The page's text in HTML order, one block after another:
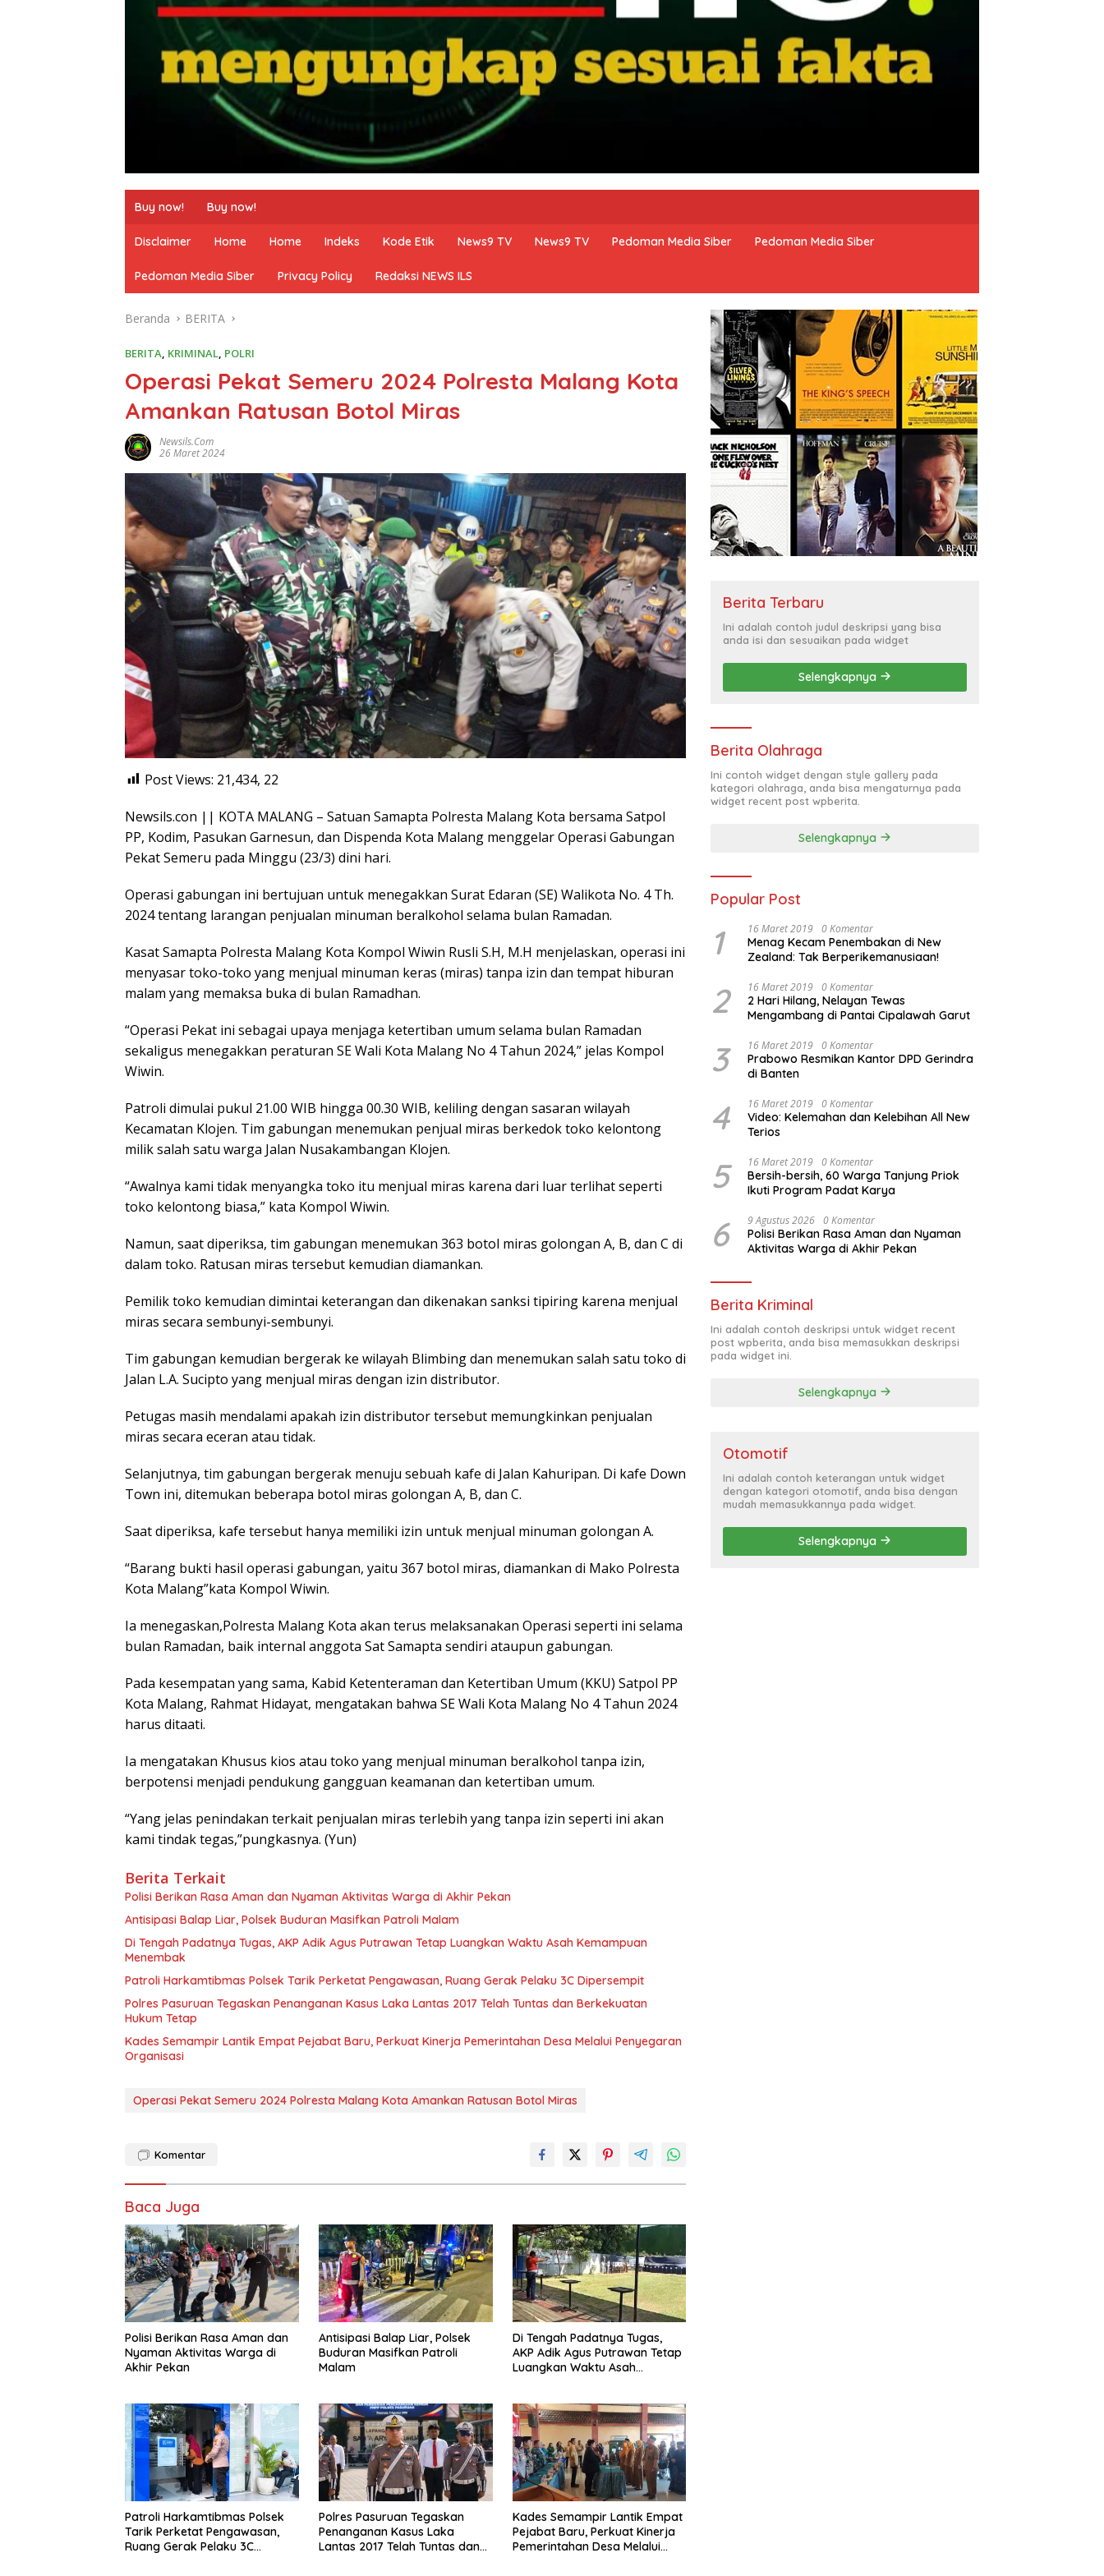
Buy now! Buy now!
Disclaimer Home Home Indeks Kode Etik News9 TV News9 TV Pedoman Media Siber Pedoman Media Siber
Pedoman Media Siber Privacy Policy Redaksi NEWS ILS
Beranda BERITA
BERITA KRIMINAL POLRI
Operasi Pekat Semeru 2024 Polresta Malang Kota
Amankan Ratusan Botol Miras
Newsils.com
26 Maret 2024
Post Views: 21,434, 22
Newsils.con || KOTA MALANG – Satuan Samapta Polresta Malang Kota bersama Satpol
PP, Kodim, Pasukan Garnesun, dan Dispenda Kota Malang menggelar Operasi Gabungan
Pekat Semeru pada Minggu (23/3) dini hari.
Operasi gabungan ini bertujuan untuk menegakkan Surat Edaran (SE) Walikota No. 4 Th.
2024 tentang larangan penjualan minuman beralkohol selama bulan Ramadan.
Kasat Samapta Polresta Malang Kota Kompol Wiwin Rusli S.H, M.H menjelaskan, operasi ini
menyasar toko-toko yang menjual minuman keras (miras) tanpa izin dan tempat hiburan
malam yang memaksa buka di bulan Ramadhan.
“Operasi Pekat ini sebagai upaya menjaga ketertiban umum selama bulan Ramadan
sekaligus menegakkan peraturan SE Wali Kota Malang No 4 Tahun 2024,” jelas Kompol
Wiwin.
Patroli dimulai pukul 21.00 WIB hingga 00.30 WIB, keliling dengan sasaran wilayah
Kecamatan Klojen. Tim gabungan menemukan penjual miras berkedok toko kelontong
milik salah satu warga Jalan Nusakambangan Klojen.
“Awalnya kami tidak menyangka toko itu menjual miras karena dari luar terlihat seperti
toko kelontong biasa,” kata Kompol Wiwin.
Namun, saat diperiksa, tim gabungan menemukan 363 botol miras golongan A, B, dan C di
dalam toko. Ratusan miras tersebut kemudian diamankan.
Pemilik toko kemudian dimintai keterangan dan dikenakan sanksi tipiring karena menjual
miras secara sembunyi-sembunyi.
Tim gabungan kemudian bergerak ke wilayah Blimbing dan menemukan salah satu toko di
Jalan L.A. Sucipto yang menjual miras dengan izin distributor.
Petugas masih mendalami apakah izin distributor tersebut memungkinkan penjualan
miras secara eceran atau tidak.
Selanjutnya, tim gabungan bergerak menuju sebuah kafe di Jalan Kahuripan. Di kafe Down
Town ini, ditemukan beberapa botol miras golongan A, B, dan C.
Saat diperiksa, kafe tersebut hanya memiliki izin untuk menjual minuman golongan A.
“Barang bukti hasil operasi gabungan, yaitu 367 botol miras, diamankan di Mako Polresta
Kota Malang”kata Kompol Wiwin.
Ia menegaskan,Polresta Malang Kota akan terus melaksanakan Operasi seperti ini selama
bulan Ramadan, baik internal anggota Sat Samapta sendiri ataupun gabungan.
Pada kesempatan yang sama, Kabid Ketenteraman dan Ketertiban Umum (KKU) Satpol PP
Kota Malang, Rahmat Hidayat, mengatakan bahwa SE Wali Kota Malang No 4 Tahun 2024
harus ditaati.
Ia mengatakan Khusus kios atau toko yang menjual minuman beralkohol tanpa izin,
berpotensi menjadi pendukung gangguan keamanan dan ketertiban umum.
“Yang jelas penindakan terkait penjualan miras terlebih yang tanpa izin seperti ini akan
kami tindak tegas,”pungkasnya. (Yun)
Berita Terkait
Polisi Berikan Rasa Aman dan Nyaman Aktivitas Warga di Akhir Pekan
Antisipasi Balap Liar, Polsek Buduran Masifkan Patroli Malam
Di Tengah Padatnya Tugas, AKP Adik Agus Putrawan Tetap Luangkan Waktu Asah Kemampuan
Menembak
Patroli Harkamtibmas Polsek Tarik Perketat Pengawasan, Ruang Gerak Pelaku 3C Dipersempit
Polres Pasuruan Tegaskan Penanganan Kasus Laka Lantas 2017 Telah Tuntas dan Berkekuatan
Hukum Tetap
Kades Semampir Lantik Empat Pejabat Baru, Perkuat Kinerja Pemerintahan Desa Melalui Penyegaran
Organisasi
Operasi Pekat Semeru 2024 Polresta Malang Kota Amankan Ratusan Botol Miras
Komentar
Baca Juga
Polisi Berikan Rasa Aman dan
Nyaman Aktivitas Warga di
Akhir Pekan
Antisipasi Balap Liar, Polsek
Buduran Masifkan Patroli
Malam
Di Tengah Padatnya Tugas,
AKP Adik Agus Putrawan Tetap
Luangkan Waktu Asah
Patroli Harkamtibmas Polsek
Tarik Perketat Pengawasan,
Ruang Gerak Pelaku 3C
Polres Pasuruan Tegaskan
Penanganan Kasus Laka
Lantas 2017 Telah Tuntas dan
Kades Semampir Lantik Empat
Pejabat Baru, Perkuat Kinerja
Pemerintahan Desa Melalui
Berita Terbaru
Ini adalah contoh judul deskripsi yang bisa
anda isi dan sesuaikan pada widget
Selengkapnya
Berita Olahraga
Ini contoh widget dengan style gallery pada
kategori olahraga, anda bisa mengaturnya pada
widget recent post wpberita.
Selengkapnya
Popular Post
1 16 Maret 2019 0 Komentar
Menag Kecam Penembakan di New
Zealand: Tak Berperikemanusiaan!
2 16 Maret 2019 0 Komentar
2 Hari Hilang, Nelayan Tewas
Mengambang di Pantai Cipalawah Garut
3 16 Maret 2019 0 Komentar
Prabowo Resmikan Kantor DPD Gerindra
di Banten
4 16 Maret 2019 0 Komentar
Video: Kelemahan dan Kelebihan All New
Terios
5 16 Maret 2019 0 Komentar
Bersih-bersih, 60 Warga Tanjung Priok
Ikuti Program Padat Karya
6 9 Agustus 2026 0 Komentar
Polisi Berikan Rasa Aman dan Nyaman
Aktivitas Warga di Akhir Pekan
Berita Kriminal
Ini adalah contoh deskripsi untuk widget recent
post wpberita, anda bisa memasukkan deskripsi
pada widget ini.
Selengkapnya
Otomotif
Ini adalah contoh keterangan untuk widget
dengan kategori otomotif, anda bisa dengan
mudah memasukkannya pada widget.
Selengkapnya